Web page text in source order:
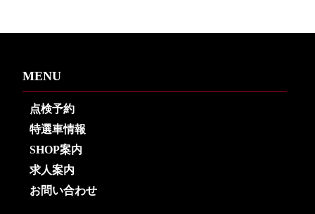
MENU
点検予約
特選車情報
SHOP案内
求人案内
お問い合わせ